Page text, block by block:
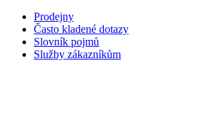
Prodejny
Často kladené dotazy
Slovník pojmů
Služby zákazníkům